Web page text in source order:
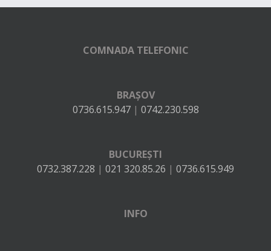
COMNADA TELEFONIC
BRAȘOV
0736.615.947| 0742.230.598
BUCUREȘTI
0732.387.228 | 021 320.85.26 | 0736.615.949
INFO